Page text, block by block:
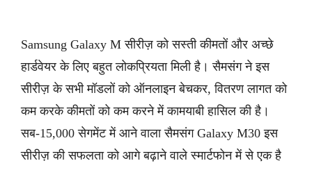
Samsung Galaxy M सीरीज़ को सस्ती कीमतों और अच्छे
हार्डवेयर के लिए बहुत लोकप्रियता मिली है। सैमसंग ने इस
सीरीज़ के सभी मॉडलों को ऑनलाइन बेचकर, वितरण लागत को
कम करके कीमतों को कम करने में कामयाबी हासिल की है।
सब-15,000 सेगमेंट में आने वाला सैमसंग Galaxy M30 इस
सीरीज़ की सफलता को आगे बढ़ाने वाले स्मार्टफोन में से एक है